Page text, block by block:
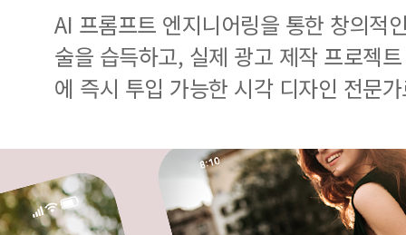
AI 프롬프트 엔지니어링을 통한 창의적
술을 습득하고, 실제 광고 제작 프로젝
에 즉시 투입 가능한 시각 디자인 전문